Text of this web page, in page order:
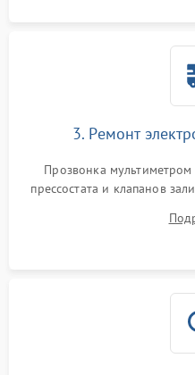
3. Ремонт
Прозвонка
прессостата и клапанов
Восстановление